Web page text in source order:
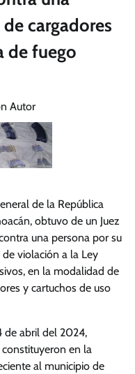
cargadores
de fuego
Autor
de la República
obtuvo de un Juez
una persona por su
violación a la Ley
en la modalidad de
y cartuchos de uso
de abril del 2024,
en la
al municipio de